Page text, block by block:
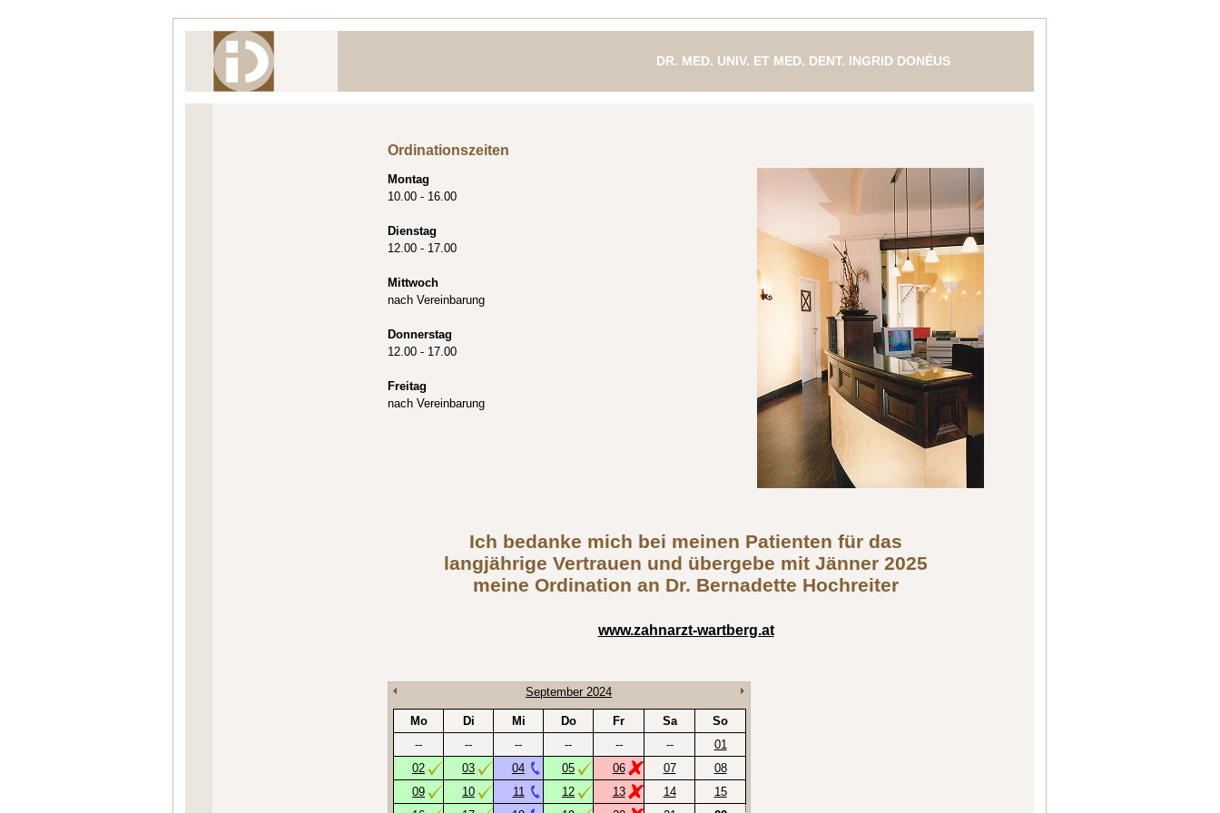
DR. MED. UNIV. ET MED. DENT. INGRID DONÉUS
Ordinationszeiten
Montag
10.00 - 16.00
Dienstag
12.00 - 17.00
Mittwoch
nach Vereinbarung
Donnerstag
12.00 - 17.00
Freitag
nach Vereinbarung
Ich bedanke mich bei meinen Patienten für das
langjährige Vertrauen und übergebe mit Jänner 2025
meine Ordination an Dr. Bernadette Hochreiter
www.zahnarzt-wartberg.at
September 2024
Mo Di Mi Do Fr Sa
So
--
-- -- -- -- --
01
02
03 04 05 06 07
08
09
10 11 12 13 14
15